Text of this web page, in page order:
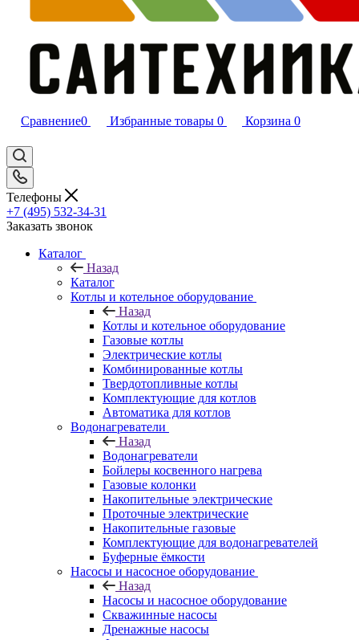
Сравнение0 Избранные товары 0 Корзина 0
Телефоны
+7 (495) 532‑34‑31
Заказать звонок
Каталог
Назад
Каталог
Котлы и котельное оборудование
Назад
Котлы и котельное оборудование
Газовые котлы
Электрические котлы
Комбинированные котлы
Твердотопливные котлы
Комплектующие для котлов
Автоматика для котлов
Водонагреватели
Назад
Водонагреватели
Бойлеры косвенного нагрева
Газовые колонки
Накопительные электрические
Проточные электрические
Накопительные газовые
Комплектующие для водонагревателей
Буферные ёмкости
Насосы и насосное оборудование
Назад
Насосы и насосное оборудование
Скважинные насосы
Дренажные насосы